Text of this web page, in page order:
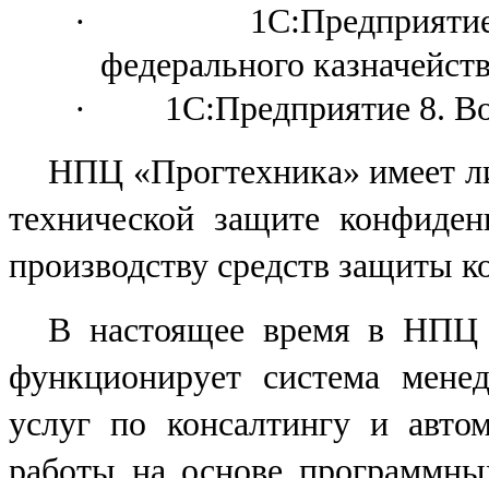
·
федерального
·
1С:Предприятие 8.
НПЦ «Прогтехника» имеет
технической защите
производству средств защиты
В настоящее время в НПЦ
функционирует система
услуг по консалтингу и